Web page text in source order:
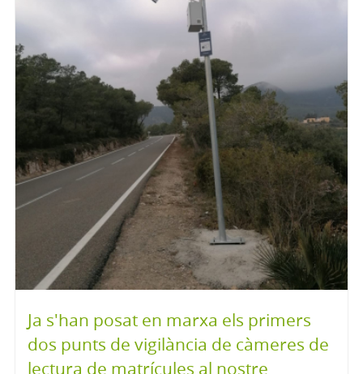
Ja s'han posat en marxa els primers
dos punts de vigilància de càmeres de
lectura de matrícules al nostre